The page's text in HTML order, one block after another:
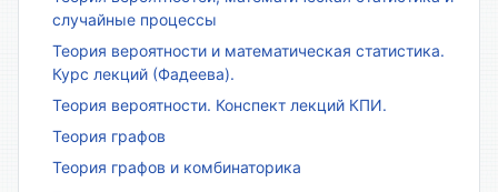
случайные процессы
Теория вероятности и математическая статистика.
Курс лекций (Фадеева).
Теория вероятности. Конспект лекций КПИ.
Теория графов
Теория графов и комбинаторика